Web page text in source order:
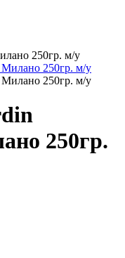
250гр. м/у
250гр.